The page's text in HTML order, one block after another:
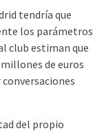
tendría que
los parámetros
club estiman que
de euros
del propio